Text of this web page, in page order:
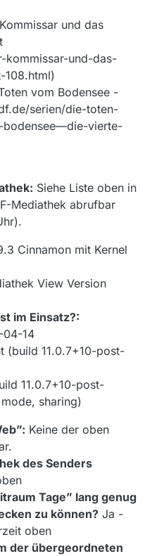
und das
kommissar-und-das-
108.html)
vom Bodensee -
serien/die-toten-
vierte-
Siehe Liste oben in
Mediathek abrufbar
Cinnamon mit Kernel
View Version
im Einsatz?:
04-14
(build 11.0.7+10-post-
11.0.7+10-post-
sharing)
Keine der oben
des Senders
Tage” lang genug
zu können? Ja -
oben
der übergeordneten